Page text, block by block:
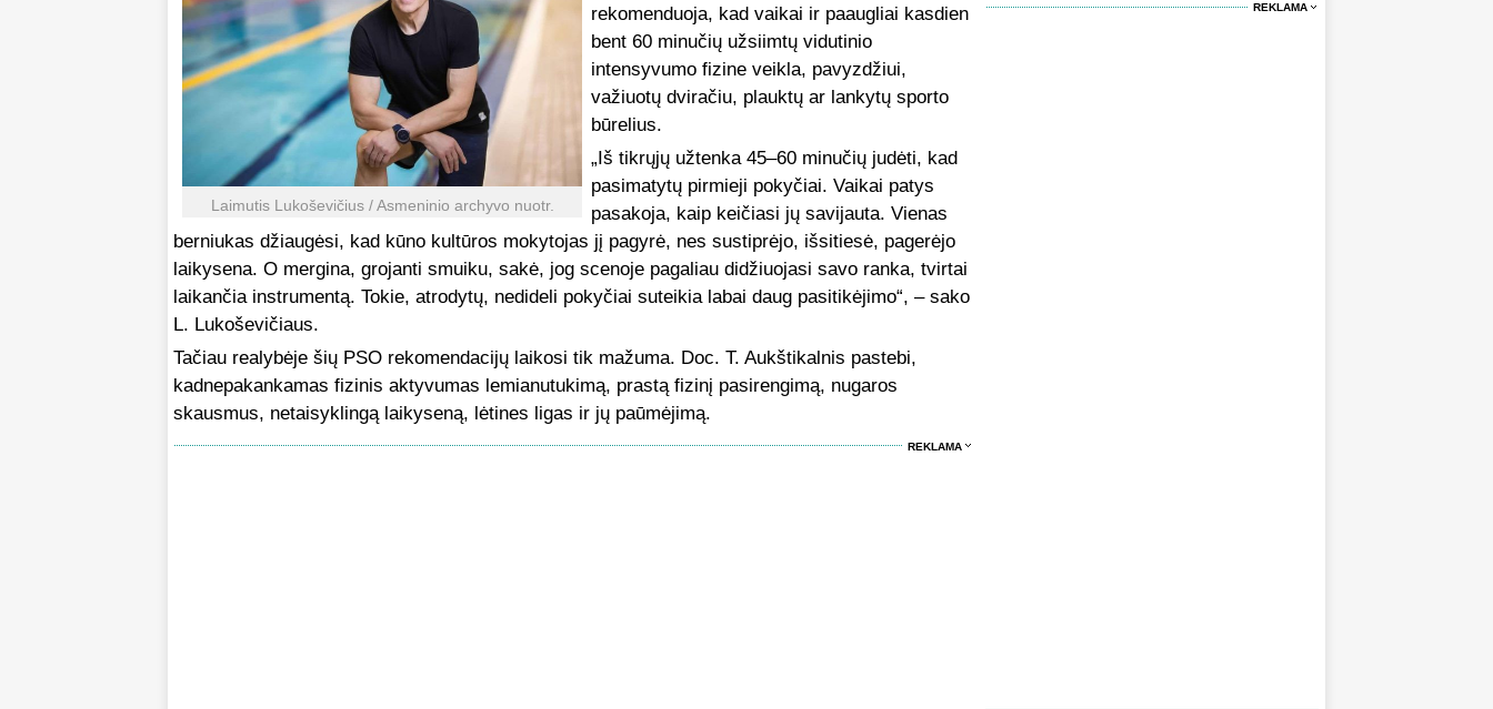
Laimutis Lukoševičius / Asmeninio archyvo nuotr.
rekomenduoja, kad vaikai ir paaugliai kasdien
bent 60 minučių užsiimtų vidutinio
intensyvumo fizine veikla, pavyzdžiui,
važiuotų dviračiu, plauktų ar lankytų sporto
būrelius.
„Iš tikrųjų užtenka 45–60 minučių judėti, kad
pasimatytų pirmieji pokyčiai. Vaikai patys
pasakoja, kaip keičiasi jų savijauta. Vienas
berniukas džiaugėsi, kad kūno kultūros mokytojas jį pagyrė, nes sustiprėjo, išsitiesė, pagerėjo
laikysena. O mergina, grojanti smuiku, sakė, jog scenoje pagaliau didžiuojasi savo ranka, tvirtai
laikančia instrumentą. Tokie, atrodytų, nedideli pokyčiai suteikia labai daug pasitikėjimo“, – sako
L. Lukoševičiaus.
Tačiau realybėje šių PSO rekomendacijų laikosi tik mažuma. Doc. T. Aukštikalnis pastebi,
kadnepakankamas fizinis aktyvumas lemianutukimą, prastą fizinį pasirengimą, nugaros
skausmus, netaisyklingą laikyseną, lėtines ligas ir jų paūmėjimą.
REKLAMA
REKLAMA